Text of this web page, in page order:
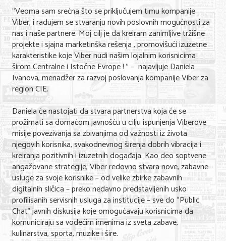
“Veoma sam srećna što se priključujem timu kompanije
Viber, i radujem se stvaranju novih poslovnih mogućnosti za
nas i naše partnere. Moj cilj je da kreiram zanimljive tržišne
projekte i sjajna marketinška rešenja , promovišući izuzetne
karakteristike koje Viber nudi našim lojalnim korisnicima
širom Centralne i Istočne Evrope ! ” – najavljuje Daniela
Ivanova, menadžer za razvoj poslovanja kompanije Viber za
region CIE.
Daniela će nastojati da stvara partnerstva koja će se
prožimati sa domaćom javnošću u cilju ispunjenja Viberove
misije povezivanja sa zbivanjima od važnosti iz života
njegovih korisnika, svakodnevnog širenja dobrih vibracija i
kreiranja pozitivnih i izuzetnih događaja. Kao deo soptvene
angažovane strategije, Viber redovno stvara nove, zabavne
usluge za svoje korisnike – od velike zbirke zabavnih
digitalnih sličica – preko nedavno predstavljenih usko
profilisanih servisnih usluga za institucije – sve do “Public
Chat” javnih diskusija koje omogućavaju korisnicima da
komuniciraju sa vodećim imenima iz sveta zabave,
kulinarstva, sporta, muzike i šire.